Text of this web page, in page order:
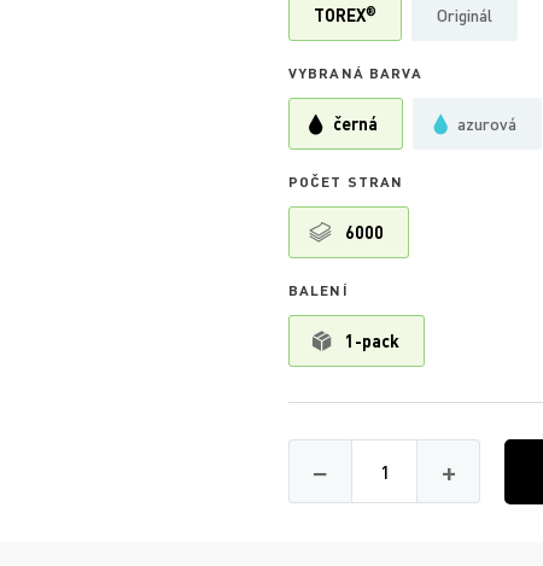
TOREX® Originál
VYBRANÁ BARVA
černá azurová
POČET STRAN
6000
BALENÍ
1-pack
−
Množství
+